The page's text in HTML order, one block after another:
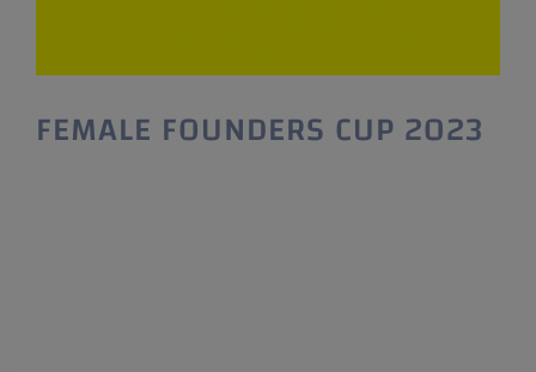
FEMALE FOUNDERS CUP 2023